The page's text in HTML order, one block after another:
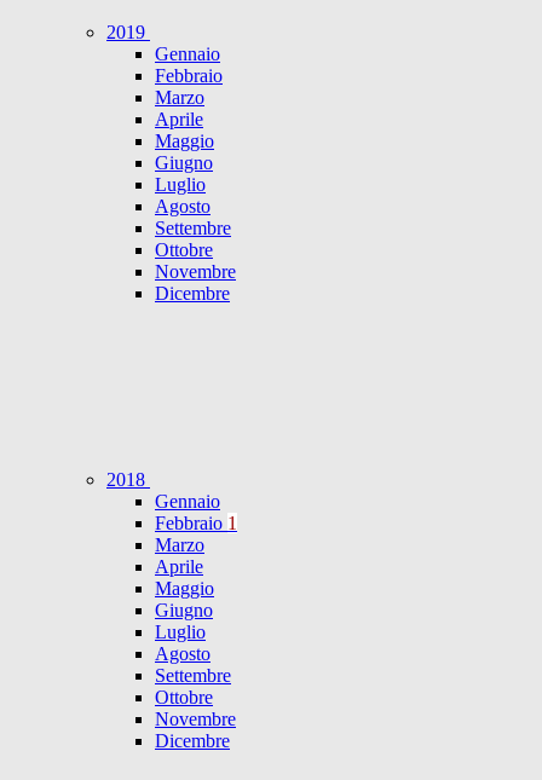
2019
Gennaio
Febbraio
Marzo
Aprile
Maggio
Giugno
Luglio
Agosto
Settembre
Ottobre
Novembre
Dicembre
2018
Gennaio
Febbraio 1
Marzo
Aprile
Maggio
Giugno
Luglio
Agosto
Settembre
Ottobre
Novembre
Dicembre